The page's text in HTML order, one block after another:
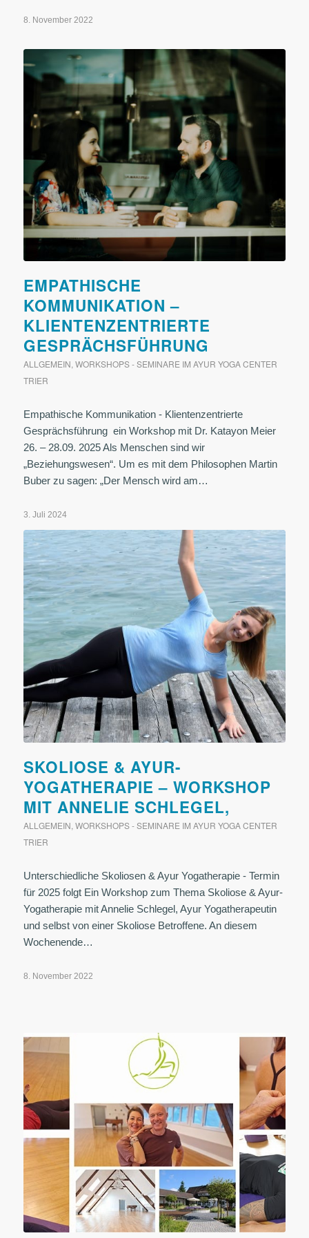
8. November 2022
EMPATHISCHE
KOMMUNIKATION –
KLIENTENZENTRIERTE
GESPRÄCHSFÜHRUNG
ALLGEMEIN,WORKSHOPS - SEMINARE IM AYUR YOGA CENTER
TRIER
Empathische Kommunikation - Klientenzentrierte
Gesprächsführung ein Workshop mit Dr. Katayon Meier
26. – 28.09. 2025 Als Menschen sind wir
„Beziehungswesen“. Um es mit dem Philosophen Martin
Buber zu sagen: „Der Mensch wird am…
3. Juli 2024
SKOLIOSE & AYUR-
YOGATHERAPIE – WORKSHOP
MIT ANNELIE SCHLEGEL,
ALLGEMEIN, WORKSHOPS - SEMINARE IM AYUR YOGA CENTER
TRIER
Unterschiedliche Skoliosen & Ayur Yogatherapie - Termin
für 2025 folgt Ein Workshop zum Thema Skoliose & Ayur-
Yogatherapie mit Annelie Schlegel, Ayur Yogatherapeutin
und selbst von einer Skoliose Betroffene. An diesem
Wochenende…
8. November 2022